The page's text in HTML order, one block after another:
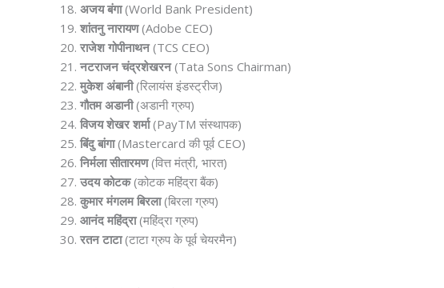
अजय बंगा(World Bank President)
शांतनु नारायण(Adobe CEO)
राजेश गोपीनाथन(TCS CEO)
नटराजन चंद्रशेखरन(Tata Sons Chairman)
मुकेश अंबानी(रिलायंस इंडस्ट्रीज)
गौतम अडानी(अडानी ग्रुप)
विजय शेखर शर्मा(PayTM संस्थापक)
बिंदु बांगा(Mastercard की पूर्व CEO)
निर्मला सीतारमण(वित्त मंत्री, भारत)
उदय कोटक(कोटक महिंद्रा बैंक)
कुमार मंगलम बिरला(बिरला ग्रुप)
आनंद महिंद्रा(महिंद्रा ग्रुप)
रतन टाटा(टाटा ग्रुप के पूर्व चेयरमैन)